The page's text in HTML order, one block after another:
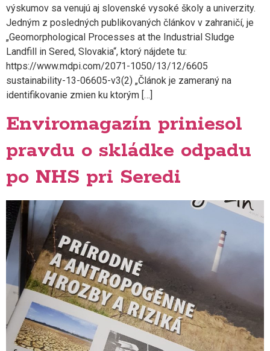
výskumov sa venujú aj slovenské vysoké školy a univerzity.
Jedným z posledných publikovaných článkov v zahraničí, je
„Geomorphological Processes at the Industrial Sludge
Landfill in Sered, Slovakia“, ktorý nájdete tu:
https://www.mdpi.com/2071-1050/13/12/6605
sustainability-13-06605-v3(2) „Článok je zameraný na
identifikovanie zmien ku ktorým […]
Enviromagazín priniesol
pravdu o skládke odpadu
po NHS pri Seredi